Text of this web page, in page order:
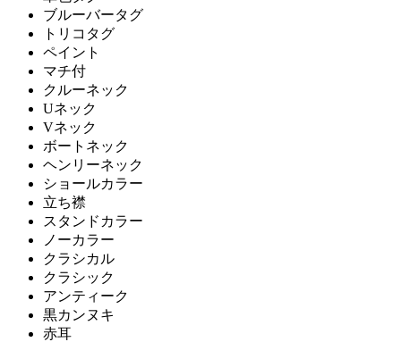
ブルーバータグ
トリコタグ
ペイント
マチ付
クルーネック
Uネック
Vネック
ボートネック
ヘンリーネック
ショールカラー
立ち襟
スタンドカラー
ノーカラー
クラシカル
クラシック
アンティーク
黒カンヌキ
赤耳